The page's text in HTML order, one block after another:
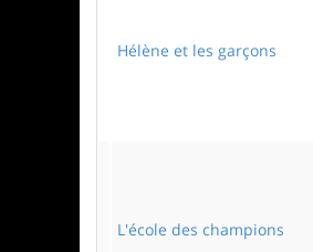
Hélène et les garçons
L'école des champions